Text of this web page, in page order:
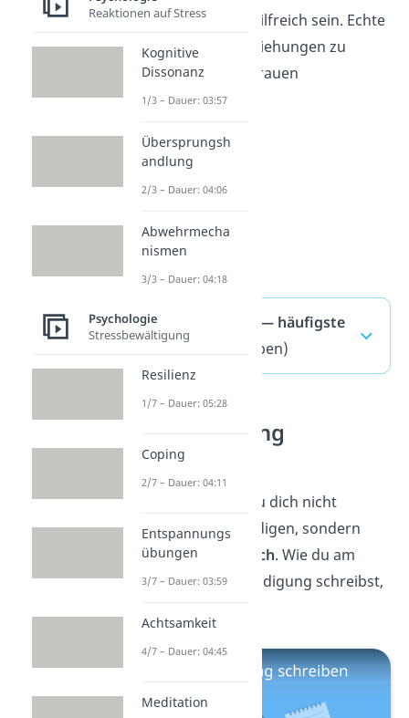
Therapeuten kann hilfreich sein. Echte
Vergebunghilft, Beziehungen zu
reparieren und Vertrauen
wiederherzustellen.
Entschuldigung — häufigste
Fragen
(ausklappen)
Entschuldigung
schreiben
Manchmal kannst du dich nicht
persönlich entschuldigen, sondern
machstdas schriftlich. Wie du am
besten eine Entschuldigung schreibst,
Reaktionen auf Stress
Kognitive
Dissonanz
1/3 – Dauer: 03:57
Übersprungsh
andlung
2/3 – Dauer: 04:06
Abwehrmecha
nismen
3/3 – Dauer: 04:18
Psychologie
Stressbewältigung
Resilienz
1/7 – Dauer: 05:28
Coping
2/7 – Dauer: 04:11
Entspannungs
übungen
3/7 – Dauer: 03:59
Achtsamkeit
4/7 – Dauer: 04:45
Meditation